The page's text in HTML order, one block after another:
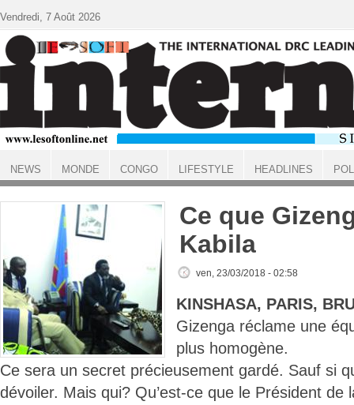
ACCUEIL
Ce que
Kabila
ven, 23/03/2018 - 02:58
KINSHASA, PARIS,
Gizenga réclame une
plus homogène.
Ce sera un secret précieusement gardé. Sauf si
dévoiler. Mais qui? Qu’est-ce que le Président de
Vendredi, 7 Août 2026
NEWS MONDE CONGO LIFESTYLE HEADLINES